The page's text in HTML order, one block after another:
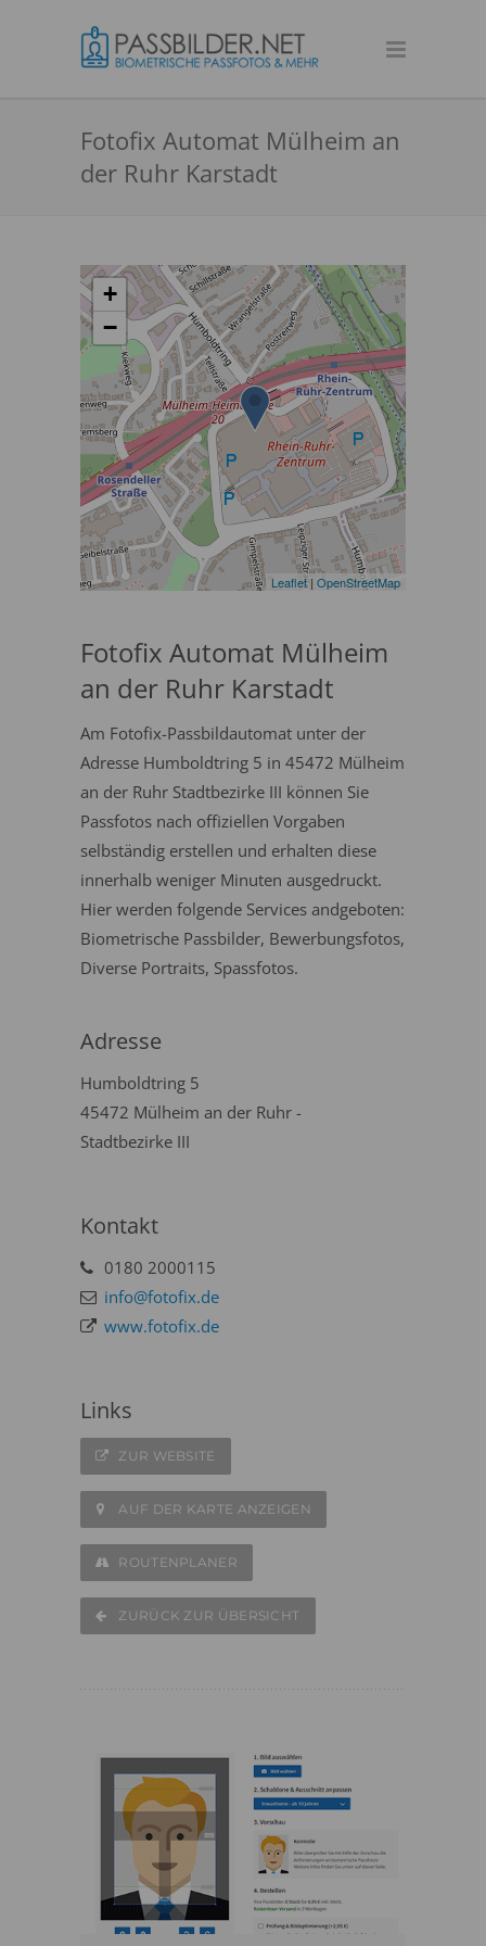
Fotofix Automat Mülheim an
der Ruhr Karstadt
+
−
Leaflet| OpenStreetMap
Fotofix Automat Mülheim
an der Ruhr Karstadt
Am Fotofix-Passbildautomat unter der
Adresse Humboldtring 5 in 45472 Mülheim
an der Ruhr Stadtbezirke III können Sie
Passfotos nach offiziellen Vorgaben
selbständig erstellen und erhalten diese
innerhalb weniger Minuten ausgedruckt.
Hier werden folgende Services andgeboten:
Biometrische Passbilder, Bewerbungsfotos,
Diverse Portraits, Spassfotos.
Adresse
Humboldtring 5
45472 Mülheim an der Ruhr -
Stadtbezirke III
Kontakt
0180 2000115
info@fotofix.de
www.fotofix.de
Links
ZUR WEBSITE
AUF DER KARTE ANZEIGEN
ROUTENPLANER
ZURÜCK ZUR ÜBERSICHT